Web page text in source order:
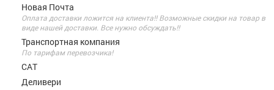
Новая Почта
Оплата доставки ложится на клиента!! Возможные скидки на товар в
виде нашей доставки. Все нужно обсуждать!!
Транспортная компания
По тарифам перевозчика!
САТ
Деливери